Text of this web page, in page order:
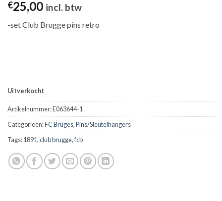
€25,00 incl. btw
-set Club Brugge pins retro
Uitverkocht
Artikelnummer:E063644-1
Categorieën:FC Bruges,Pins/Sleutelhangers
Tags:1891,club brugge,fcb